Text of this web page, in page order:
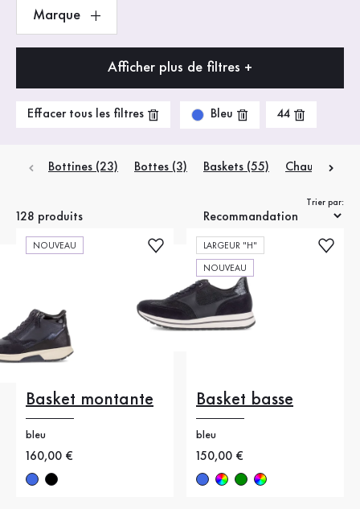
Marque
Afficher plus de filtres +
Effacer tous les filtres Bleu 44
Bottines (23) Bottes (3) Baskets (55) Chaussures
128 produits
Trier par:
NOUVEAU
Basket montante
bleu
Nouveau prix
160,00 €
LARGEUR "H"
NOUVEAU
Basket basse
bleu
Nouveau prix
150,00 €